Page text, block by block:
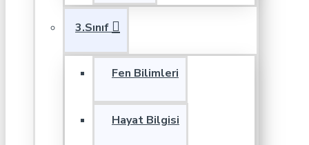
3.Sınıf
Fen Bilimleri
Hayat Bilgisi